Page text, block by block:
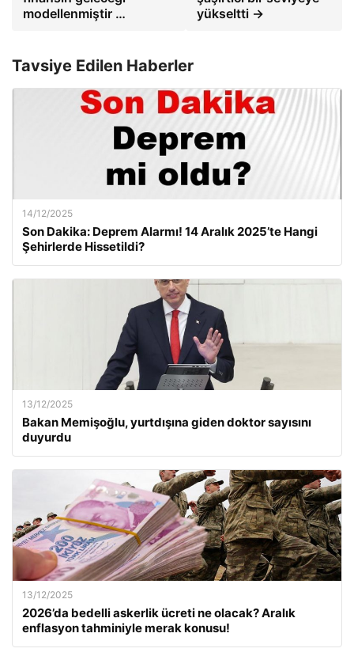
modellenmiştir …
yükseltti →
Tavsiye Edilen Haberler
14/12/2025
Son Dakika: Deprem Alarmı! 14 Aralık 2025’te Hangi
Şehirlerde Hissetildi?
13/12/2025
Bakan Memişoğlu, yurtdışına giden doktor sayısını
duyurdu
13/12/2025
2026’da bedelli askerlik ücreti ne olacak? Aralık
enflasyon tahminiyle merak konusu!